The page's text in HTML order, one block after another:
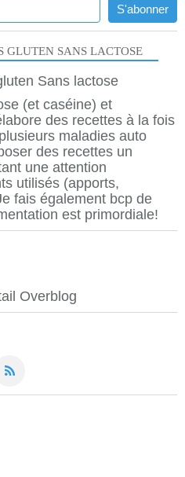
GLUTEN SANS LACTOSE
(et caséine) et
des recettes à la fois
maladies auto
des recettes un
une attention
utilisés (apports,
fais également bcp de
est primordiale!
Overblog